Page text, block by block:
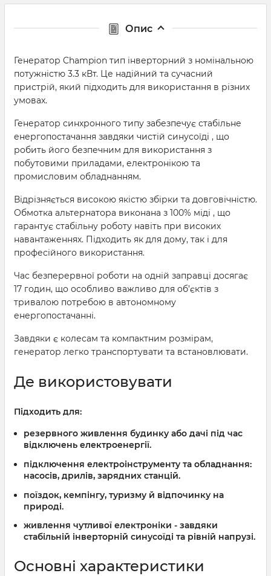
Опис
Генератор Champion тип інверторний з номінальною
потужністю 3.3 кВт. Це надійний та сучасний
пристрій, який підходить для використання в різних
умовах.
Генератор синхронного типу забезпечує стабільне
енергопостачання завдяки чистій синусоїді , що
робить його безпечним для використання з
побутовими приладами, електронікою та
промисловим обладнанням.
Відрізняється високою якістю збірки та довговічністю.
Обмотка альтернатора виконана з 100% міді , що
гарантує стабільну роботу навіть при високих
навантаженнях. Підходить як для дому, так і для
професійного використання.
Час безперервної роботи на одній заправці досягає
17 годин, що особливо важливо для об’єктів з
тривалою потребою в автономному
енергопостачанні.
Завдяки є колесам та компактним розмірам,
генератор легко транспортувати та встановлювати.
Де використовувати
Підходить для:
резервного живлення будинку або дачі під час
відключень електроенергії.
підключення електроінструменту та обладнання:
насосів, дрилів, зарядних станцій.
поїздок, кемпінгу, туризму й відпочинку на
природі.
живлення чутливої електроніки - завдяки
стабільній інверторній синусоїді та рівній напрузі.
Основні характеристики